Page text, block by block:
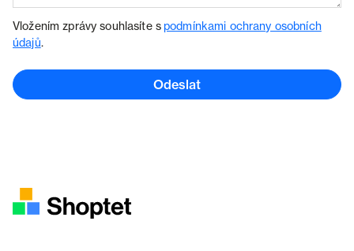
Vložením zprávy souhlasíte spodmínkami ochrany osobních
údajů.
Odeslat